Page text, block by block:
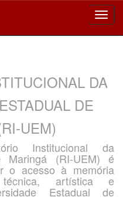
DA
DE
UEM)
Institucional da
Maringá (RI-UEM) é
o acesso à memória
técnica, artística e
Estadual de